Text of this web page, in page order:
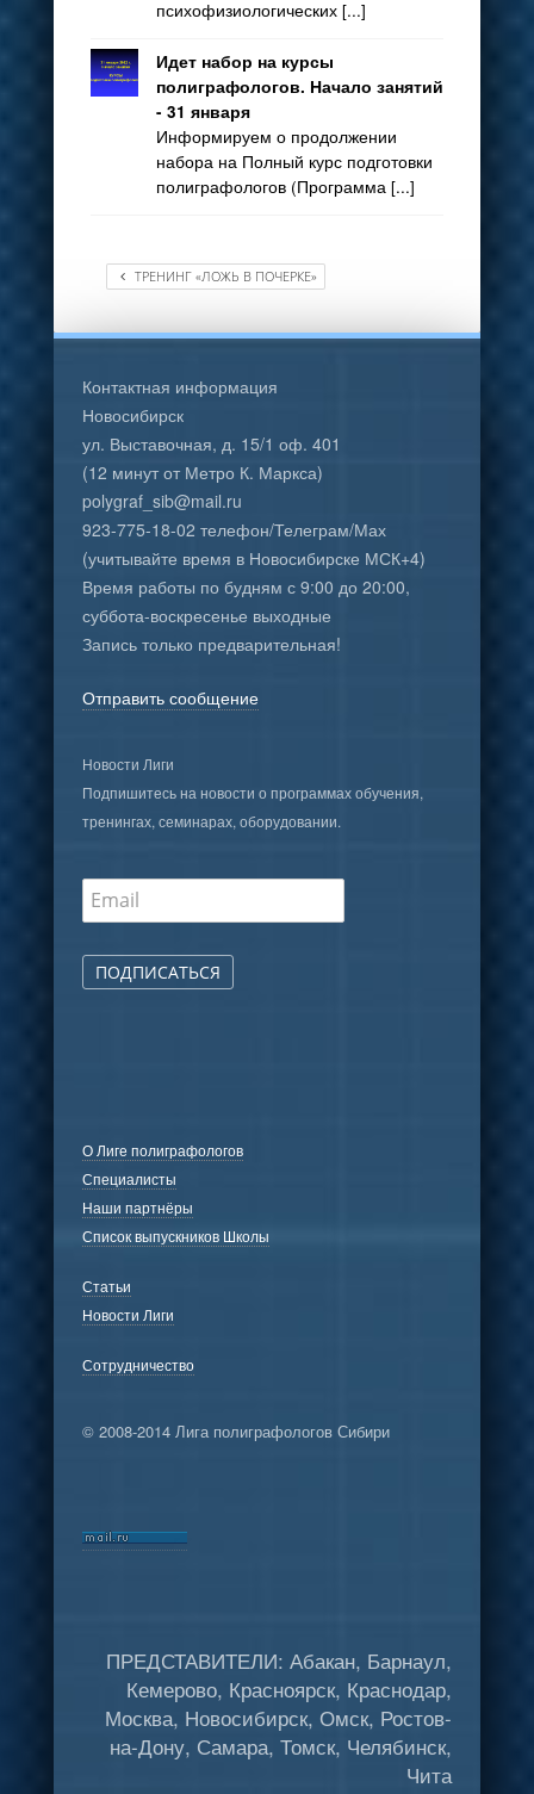
психофизиологических [...]
Идет набор на курсы
полиграфологов. Начало занятий
- 31 января
Информируем о продолжении
набора на Полный курс подготовки
полиграфологов (Программа [...]
ТРЕНИНГ «ЛОЖЬ В ПОЧЕРКЕ»
Контактная информация
Новосибирск
ул. Выставочная, д. 15/1 оф. 401
(12 минут от Метро К. Маркса)
polygraf_sib@mail.ru
923-775-18-02 телефон/Телеграм/Мах
(учитывайте время в Новосибирске МСК+4)
Время работы по будням с 9:00 до 20:00,
суббота-воскресенье выходные
Запись только предварительная!
Отправить сообщение
Новости Лиги
Подпишитесь на новости о программах обучения,
тренингах, семинарах, оборудовании.
ПОДПИСАТЬСЯ
О Лиге полиграфологов
Специалисты
Наши партнёры
Список выпускников Школы
Статьи
Новости Лиги
Сотрудничество
© 2008-2014 Лига полиграфологов Сибири
ПРЕДСТАВИТЕЛИ: Абакан, Барнаул,
Кемерово, Красноярск, Краснодар,
Москва, Новосибирск, Омск, Ростов-
на-Дону, Самара, Томск, Челябинск,
Чита